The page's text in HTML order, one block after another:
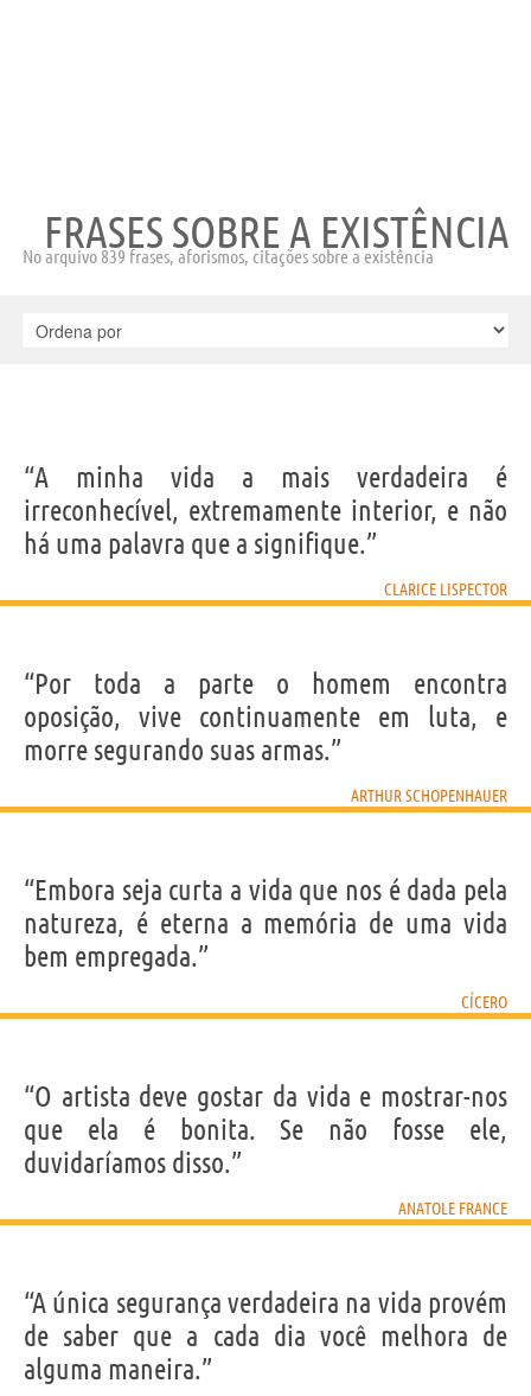
FRASES SOBRE A EXISTÊNCIA
No arquivo 839 frases, aforismos, citações sobre a existência
“A minha vida a mais verdadeira é
irreconhecível, extremamente interior, e não
há uma palavra que a signifique.”
CLARICE LISPECTOR
“Por toda a parte o homem encontra
oposição, vive continuamente em luta, e
morre segurando suas armas.”
ARTHUR SCHOPENHAUER
“Embora seja curta a vida que nos é dada pela
natureza, é eterna a memória de uma vida
bem empregada.”
CÍCERO
“O artista deve gostar da vida e mostrar-nos
que ela é bonita. Se não fosse ele,
duvidaríamos disso.”
ANATOLE FRANCE
“A única segurança verdadeira na vida provém
de saber que a cada dia você melhora de
alguma maneira.”